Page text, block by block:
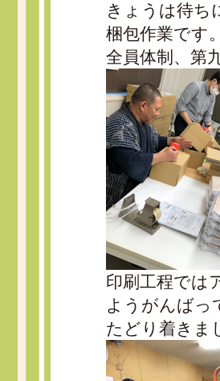
きょうは待ち
梱包作業です
全員体制、第
印刷工程では
ようがんばっ
たどり着きま